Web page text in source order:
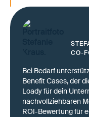
CO-
Bei Bedarf
Benefit Cases, der
Loady für dein
nachvollziehbaren
ROI-Bewertung für